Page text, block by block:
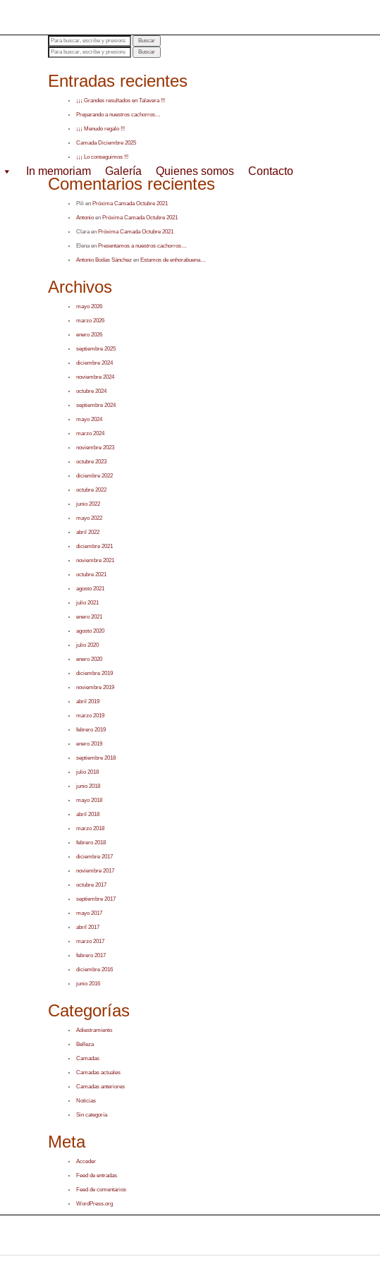
In memoriam Galería Quienes somos Contacto
Buscar
Buscar
Entradas recientes
¡¡¡ Grandes resultados en Talavera !!!
Preparando a nuestros cachorros…
¡¡¡ Menudo regalo !!!
Camada Diciembre 2025
¡¡¡ Lo conseguimos !!!
Comentarios recientes
Pili en Próxima Camada Octubre 2021
Antonio en Próxima Camada Octubre 2021
Claraen Próxima Camada Octubre 2021
Elenaen Presentamos a nuestros cachorros…
Antonio Bodas Sánchez en Estamos de enhorabuena…
Archivos
mayo 2026
marzo 2026
enero 2026
septiembre 2025
diciembre 2024
noviembre 2024
octubre 2024
septiembre 2024
mayo 2024
marzo 2024
noviembre 2023
octubre 2023
diciembre 2022
octubre 2022
junio 2022
mayo 2022
abril 2022
diciembre 2021
noviembre 2021
octubre 2021
agosto 2021
julio 2021
enero 2021
agosto 2020
julio 2020
enero 2020
diciembre 2019
noviembre 2019
abril 2019
marzo 2019
febrero 2019
enero 2019
septiembre 2018
julio 2018
junio 2018
mayo 2018
abril 2018
marzo 2018
febrero 2018
diciembre 2017
noviembre 2017
octubre 2017
septiembre 2017
mayo 2017
abril 2017
marzo 2017
febrero 2017
diciembre 2016
junio 2016
Categorías
Adiestramiento
Belleza
Camadas
Camadas actuales
Camadas anteriores
Noticias
Sin categoría
Meta
Acceder
Feed de entradas
Feed de comentarios
WordPress.org